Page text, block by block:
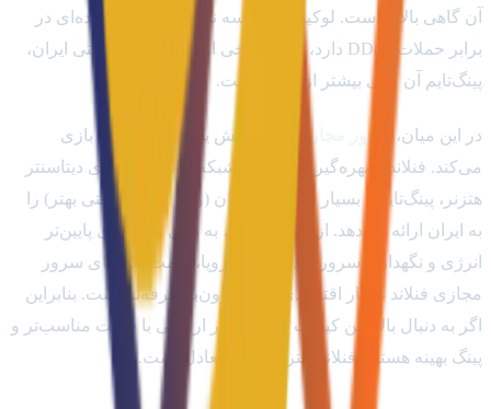
آن گاهی بالاتر است. لوکیشن فرانسه نیز امنیت فوق‌العاده‌ای در
برابر حملات DDoS دارد، اما در برخی از شبکه‌های اینترنتی ایران،
پینگ‌تایم آن کمی بیشتر از آلمان است.
در این میان، سرور مجازی فنلاند
نقش یک برگ برنده را بازی
می‌کند. فنلاند با بهره‌گیری از همان شبکه و استانداردهای دیتاسنتر
هتزنر، پینگ‌تایمی بسیار نزدیک به آلمان (و در مواردی حتی بهتر) را
به ایران ارائه می‌دهد. از طرفی دیگر، به دلیل هزینه‌های پایین‌تر
انرژی و نگهداری سرورها در شمال اروپا، قیمت پلان‌های سرور
مجازی فنلاند بسیار اقتصادی‌تر و مقرون‌به‌صرفه‌تر است. بنابراین
اگر به دنبال بالاترین کیفیت سخت‌افزار اروپایی با قیمت مناسب‌تر و
پینگ بهینه هستید، فنلاند بهترین نقطه تعادل است.